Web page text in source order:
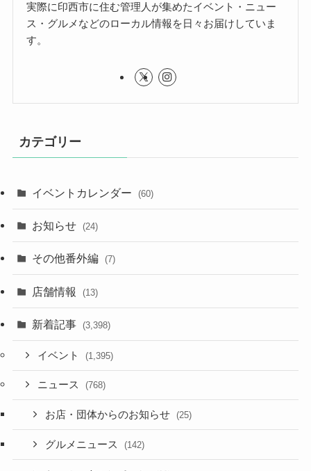
実際に印西市に住む管理人が集めたイベント・ニュー
ス・グルメなどのローカル情報を日々お届けしていま
す。
カテゴリー
イベントカレンダー (60)
お知らせ (24)
その他番外編 (7)
店舗情報 (13)
新着記事 (3,398)
イベント (1,395)
ニュース (768)
お店・団体からのお知らせ (25)
グルメニュース (142)